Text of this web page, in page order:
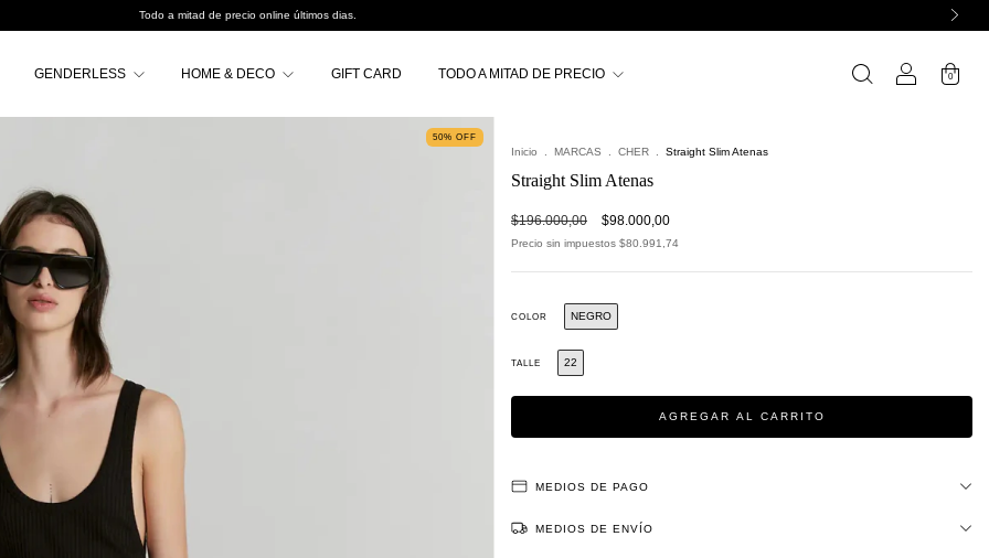
Todo a mitad de precio online últimos dias.
GENDERLESS HOME & DECO GIFT CARD TODO A MITAD DE PRECIO 0
50% OFF
Inicio MARCAS CHER Straight Slim Atenas
Straight Slim Atenas
$196.000,00 $98.000,00
Precio sin impuestos $80.991,74
COLOR NEGRO
TALLE 22
MEDIOS DE PAGO
MEDIOS DE ENVÍO